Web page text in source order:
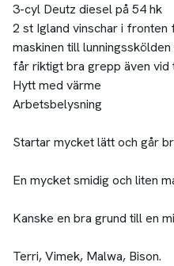
3-cyl Deutz diesel på 54 hk
2 st Igland vinschar i
maskinen till
får riktigt bra grepp även vid
Hytt med värme
Arbetsbelysning
Startar mycket lätt och går
En mycket smidig och liten
Kanske en bra grund till en
Terri, Vimek, Malwa, Bison.